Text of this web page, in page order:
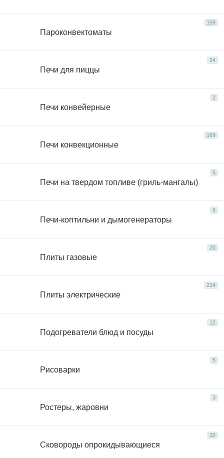
159
Пароконвектоматы
24
Печи для пиццы
2
Печи конвейерные
169
Печи конвекционные
5
Печи на твердом топливе (гриль-мангалы)
6
Печи-коптильни и дымогенераторы
20
Плиты газовые
214
Плиты электрические
12
Подогреватели блюд и посуды
5
Рисоварки
3
Ростеры, жаровни
32
Сковороды опрокидывающиеся